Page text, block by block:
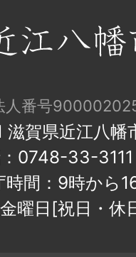
人番号
賀県近江八幡
0748-33-
時間：9時から
曜日[祝日・